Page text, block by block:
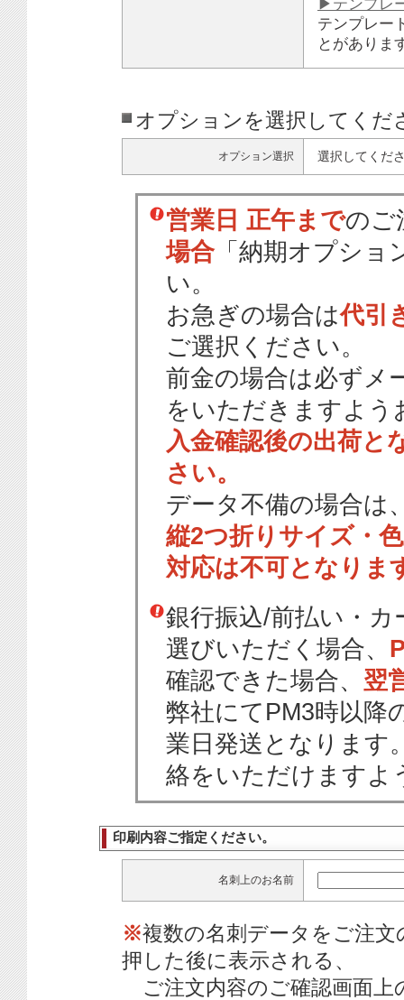
▶テンプレ
テンプレー
とがありま
オプションを選択してくだ
オプション選択 選択してくだ
営業日 正午までのご
場合 「納期オプショ
い。
お急ぎの場合は代引
ご選択ください。
前金の場合は必ずメ
をいただきますよう
入金確認後の出荷と
さい。
データ不備の場合は
縦2つ折りサイズ・
対応は不可となりま
銀行振込/前払い・
選びいただく場合、
確認できた場合、 翌
弊社にてPM3時以降
業日発送となります
絡をいただけますよ
印刷内容ご指定ください。
名刺上のお名前
※複数の名刺データをご注
押した後に表示される、
ご注文内容のご確認画面上